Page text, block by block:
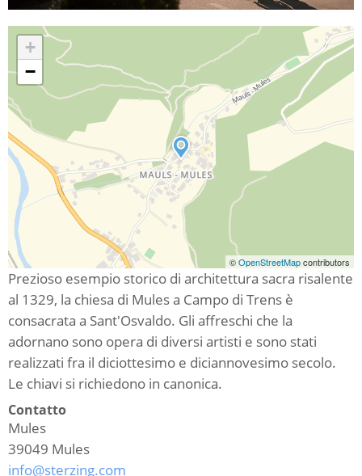
+
−
©OpenStreetMapcontributors
Prezioso esempio storico di architettura sacra risalente
al 1329, la chiesa di Mules a Campo di Trens è
consacrata a Sant'Osvaldo. Gli affreschi che la
adornano sono opera di diversi artisti e sono stati
realizzati fra il diciottesimo e diciannovesimo secolo.
Le chiavi si richiedono in canonica.
Contatto
Mules
39049 Mules
info@sterzing.com